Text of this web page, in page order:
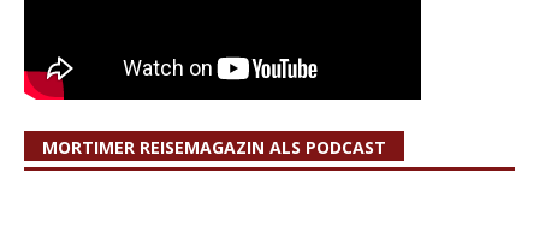
MORTIMER REISEMAGAZIN ALS PODCAST